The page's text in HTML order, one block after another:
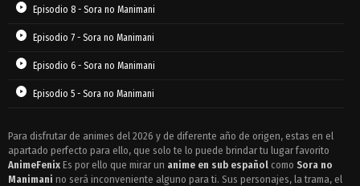
Episodio 8 - Sora no Manimani
Episodio 7 - Sora no Manimani
Episodio 6 - Sora no Manimani
Episodio 5 - Sora no Manimani
Episodio 3 - Sora no Manimani
Episodio 2 - Sora no Manimani
Para disfrutar de animes del 2026 y de diferente año de origen, estas en el
apartado perfecto para ello, que solo te lo puede brindar tu lugar favorito
AnimeFenix Es por ello que mirar un anime en sub español como Sora no
Manimani no será inconveniente alguno para ti. Sus personajes, la trama, el